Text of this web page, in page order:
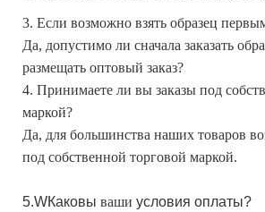
3. Если возможно взять образец
Да, допустимо ли сначала заказать
размещать оптовый заказ?
4. Принимаете ли вы заказы под
маркой?
Да, для большинства наших товаров
под собственной торговой маркой.
5.WКаковы ваши условия оплаты?